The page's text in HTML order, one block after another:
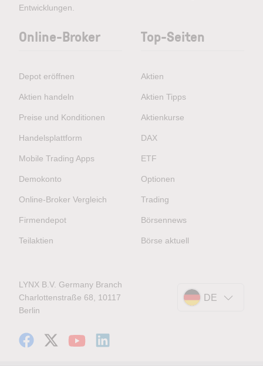
Entwicklungen.
Online-Broker
Depot eröffnen
Aktien handeln
Preise und Konditionen
Handelsplattform
Mobile Trading Apps
Demokonto
Online-Broker Vergleich
Firmendepot
Teilaktien
Top-Seiten
Aktien
Aktien Tipps
Aktienkurse
DAX
ETF
Optionen
Trading
Börsennews
Börse aktuell
LYNX B.V. Germany Branch
Charlottenstraße 68, 10117
Berlin
DE